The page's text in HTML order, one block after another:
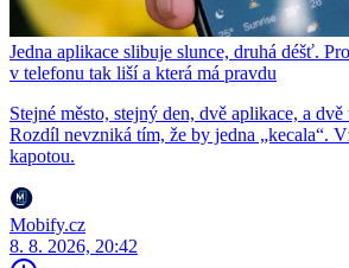
Jedna aplikace slibuje slunce, druhá déšť.
v telefonu tak liší a která má pravdu
Stejné město, stejný den, dvě aplikace, a
Rozdíl nevzniká tím, že by jedna „kecala“.
kapotou.
Mobify.cz
8. 8. 2026, 20:42